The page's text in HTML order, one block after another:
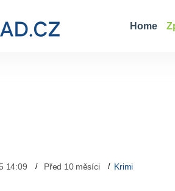
Home
14:09 Před 10 měsíci Krimi